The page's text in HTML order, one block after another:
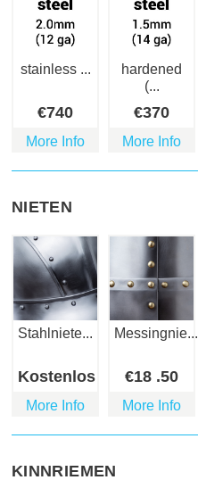
stainless ...
€740
More Info
hardened
(...
€370
More Info
NIETEN
Stahlniete...
Kostenlos
More Info
Messingnie...
€18 .50
More Info
KINNRIEMEN